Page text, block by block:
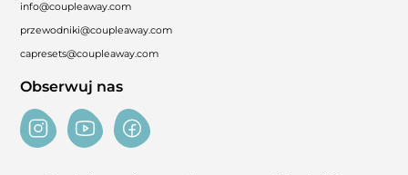
info@coupleaway.com
przewodniki@coupleaway.com
capresets@coupleaway.com
Obserwuj nas